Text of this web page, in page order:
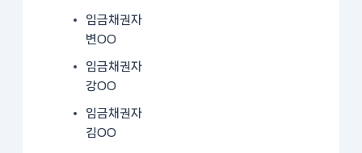
임금채권자
변OO
임금채권자
강OO
임금채권자
김OO